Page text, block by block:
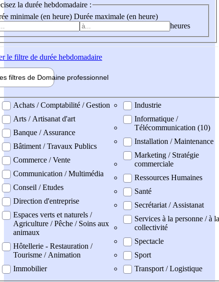
la durée hebdomadaire :
minimale (en heure) Durée maximale (en heure)
heures
le filtre de durée hebdomadaire
filtres de Domaine professionnel
professionel
Achats / Comptabilité / Gestion
Arts / Artisanat d'art
Banque / Assurance
Bâtiment / Travaux Publics
Commerce / Vente
Communication / Multimédia
Conseil / Etudes
Direction d'entreprise
Espaces verts et naturels /
Agriculture / Pêche / Soins aux
animaux
Hôtellerie - Restauration /
Tourisme / Animation
Immobilier
Industrie
Informatique /
Télécommunication (10)
Installation / Maintenance
Marketing / Stratégie
commerciale
Ressources Humaines
Santé
Secrétariat / Assistanat
Services à la personne / à la
collectivité
Spectacle
Sport
Transport / Logistique